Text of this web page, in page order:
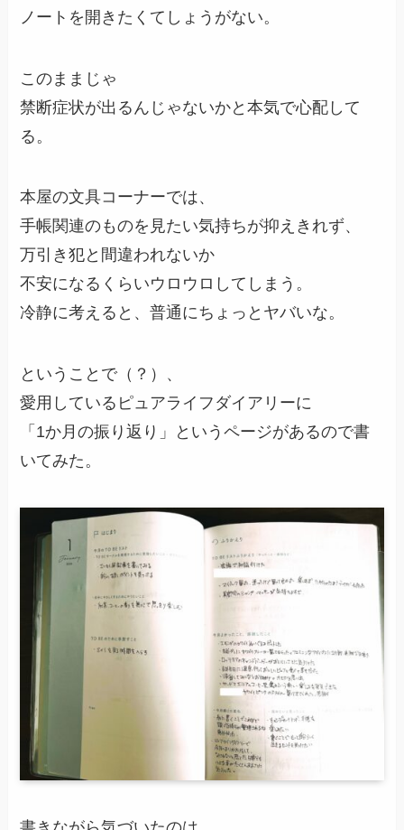
ノートを開きたくてしょうがない。
このままじゃ
禁断症状が出るんじゃないかと本気で心配して
る。
本屋の文具コーナーでは、
手帳関連のものを見たい気持ちが抑えきれず、
万引き犯と間違われないか
不安になるくらいウロウロしてしまう。
冷静に考えると、普通にちょっとヤバいな。
ということで（？）、
愛用しているピュアライフダイアリーに
「1か月の振り返り」というページがあるので書
いてみた。